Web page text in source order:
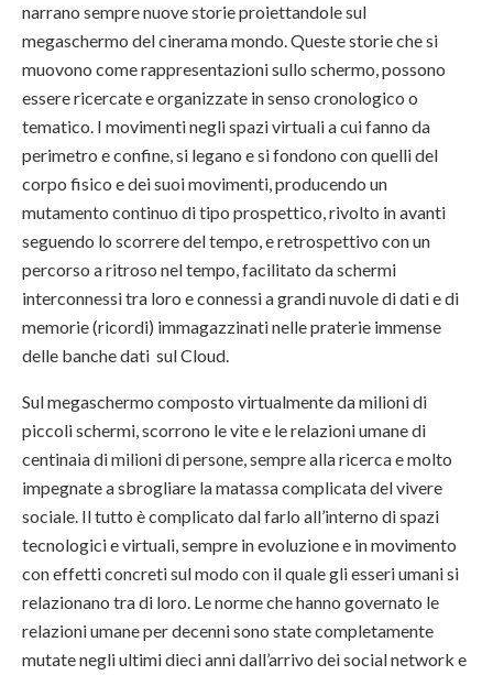
narrano sempre nuove storie proiettandole sul
megaschermo del cinerama mondo. Queste storie che si
muovono come rappresentazioni sullo schermo, possono
essere ricercate e organizzate in senso cronologico o
tematico. I movimenti negli spazi virtuali a cui fanno da
perimetro e confine, si legano e si fondono con quelli del
corpo fisico e dei suoi movimenti, producendo un
mutamento continuo di tipo prospettico, rivolto in avanti
seguendo lo scorrere del tempo, e retrospettivo con un
percorso a ritroso nel tempo, facilitato da schermi
interconnessi tra loro e connessi a grandi nuvole di dati e di
memorie (ricordi) immagazzinati nelle praterie immense
delle banche dati sul Cloud.
Sul megaschermo composto virtualmente da milioni di
piccoli schermi, scorrono le vite e le relazioni umane di
centinaia di milioni di persone, sempre alla ricerca e molto
impegnate a sbrogliare la matassa complicata del vivere
sociale. Il tutto è complicato dal farlo all’interno di spazi
tecnologici e virtuali, sempre in evoluzione e in movimento
con effetti concreti sul modo con il quale gli esseri umani si
relazionano tra di loro. Le norme che hanno governato le
relazioni umane per decenni sono state completamente
mutate negli ultimi dieci anni dall’arrivo dei social network e